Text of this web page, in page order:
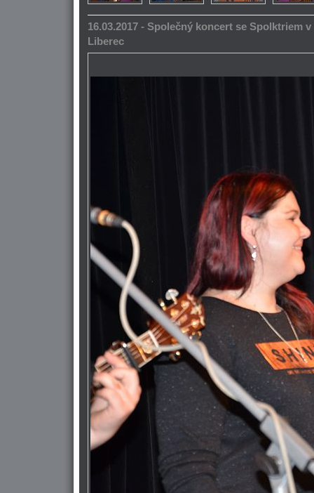
16.03.2017 - Společný koncert se Spolktriem
Liberec